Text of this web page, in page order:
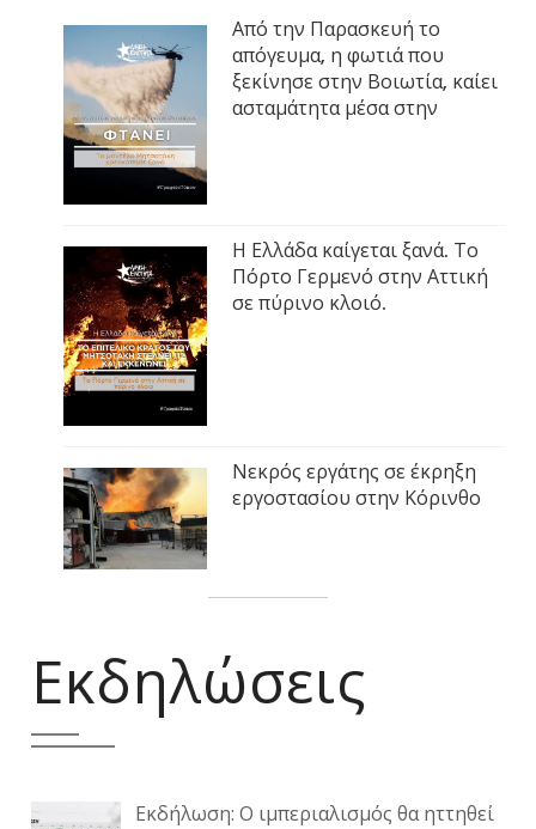
Από την Παρασκευή το
απόγευμα, η φωτιά που
ξεκίνησε στην Βοιωτία, καίει
ασταμάτητα μέσα στην
Η Ελλάδα καίγεται ξανά. Το
Πόρτο Γερμενό στην Αττική
σε πύρινο κλοιό.
Νεκρός εργάτης σε έκρηξη
εργοστασίου στην Κόρινθο
Εκδηλώσεις
Εκδήλωση: Ο ιμπεριαλισμός θα ηττηθεί